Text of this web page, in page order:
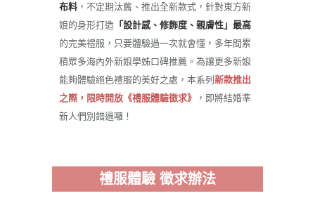
布料 ，不定期汰舊、推出全新款式，針對東方新
娘的身形打造 「設計感、修飾度、親膚性」最高
的完美禮服，只要體驗過一次就會懂，多年間累
積眾多海內外新娘學姊口碑推薦。為讓更多新娘
能夠體驗絕色禮服的美好之處，本系列新款推出
之際，限時開放《禮服體驗徵求》
，即將結婚準
新人們別錯過囉！
禮服體驗 徵求辦法